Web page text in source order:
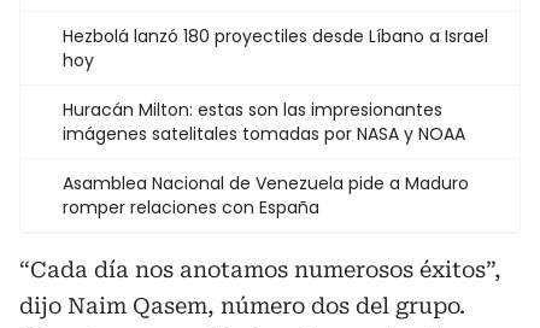
Hezbolá lanzó 180 proyectiles desde Líbano a Israel
hoy
Huracán Milton: estas son las impresionantes
imágenes satelitales tomadas por NASA y NOAA
Asamblea Nacional de Venezuela pide a Maduro
romper relaciones con España
“Cada día nos anotamos numerosos éxitos”,
dijo Naim Qasem, número dos del grupo.